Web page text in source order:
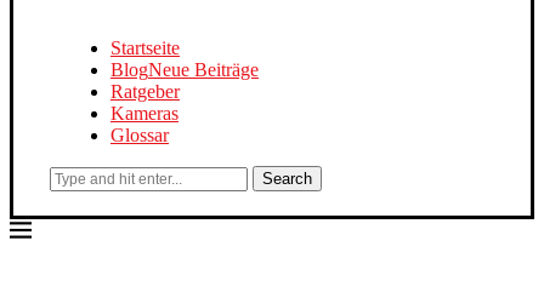
Startseite
BlogNeue Beiträge
Ratgeber
Kameras
Glossar
Search